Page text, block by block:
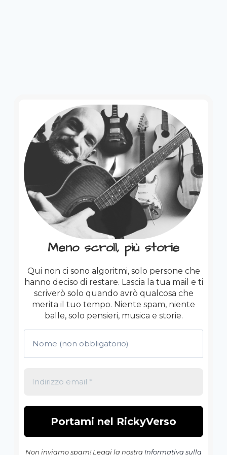
Meno scroll, più storie
Qui non ci sono algoritmi, solo persone che
hanno deciso di restare. Lascia la tua mail e ti
scriverò solo quando avrò qualcosa che
merita il tuo tempo. Niente spam, niente
balle, solo pensieri, musica e storie.
Non inviamo spam! Leggi la nostra Informativa sulla